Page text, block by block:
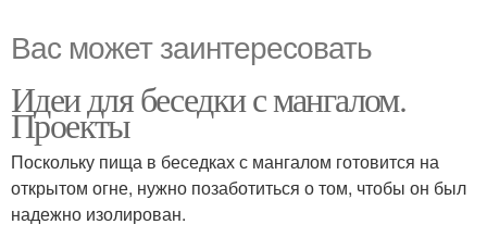
Вас может заинтересовать
Идеи для беседки с мангалом.
Проекты
Поскольку пища в беседках с мангалом готовится на
открытом огне, нужно позаботиться о том, чтобы он был
надежно изолирован.